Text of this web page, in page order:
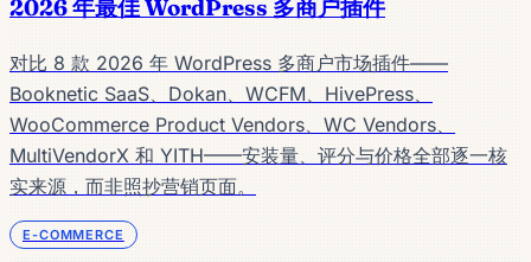
2026 年最佳 WordPress 多商户插件
对比 8 款 2026 年 WordPress 多商户市场插件——
Booknetic SaaS、Dokan、WCFM、HivePress、
WooCommerce Product Vendors、WC Vendors、
MultiVendorX 和 YITH——安装量、评分与价格全部逐一核
实来源，而非照抄营销页面。
E-COMMERCE